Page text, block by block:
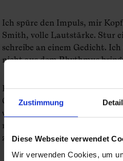
Zustimmung
Diese Webseite verwendet
Wir verwenden Cookies, um
Ich spüre den Impuls, mir
Smith, volle Lautstärke. Stur
schreibe an einem Gedicht.
nicht aus dem Rhythmus
Ich setze keine Kopfhörer
Glück auch so oft genug im
wunderbar da. Und jetzt habe
mein Bauch und vor allem
zuzuwenden.